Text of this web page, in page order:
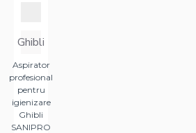
Ghibli
Aspirator
profesional
pentru
igienizare
Ghibli
SANIPRO